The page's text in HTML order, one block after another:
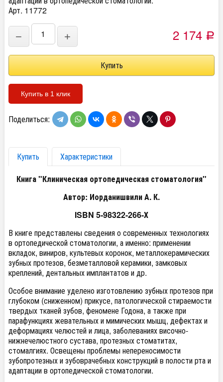
Арт. 11772
− + 2 174 Р
Купить в 1 клик
Поделиться:
Купить
Характеристики
Книга "Клиническая ортопедическая стоматология"
Автор: Иорданишвили А. К.
ISBN 5-98322-266-Х
В книге представлены сведения о современных технологиях
в ортопедической стоматологии, а именно: применении
вкладок, виниров, культевых коронок, металлокерамических
зубных протезов, безметалловой керамики, замковых
креплений, дентальных имплантатов и др.
Особое внимание уделено изготовлению зубных протезов при
глубоком (сниженном) прикусе, патологической стираемости
твердых тканей зубов, феномене Годона, а также при
парафункциях жевательных и мимических мышц, дефектах и
деформациях челюстей и лица, заболеваниях височно-
нижнечелюстного сустава, протезных стоматитах,
стомалгиях. Освещены проблемы непереносимости
зубопротезных и зубоврачебных конструкций в полости рта и
адаптации в ортопедической стоматологии.